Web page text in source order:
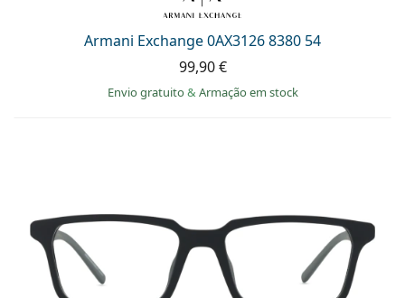
Armani Exchange 0AX3126 8380 54
99,90 €
Envio gratuito& Armação em stock